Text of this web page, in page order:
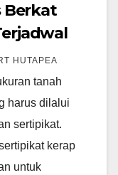
Berkat
HUTAPEA
tanah
harus dilalui
sertipikat.
kerap
untuk